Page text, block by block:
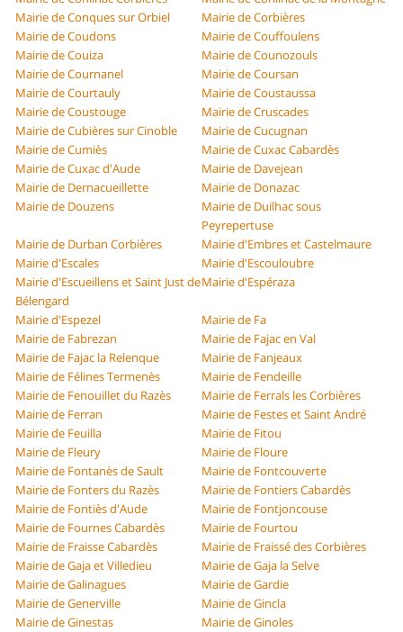
Mairie de Conques sur Orbiel
Mairie de Corbières
Mairie de Coudons
Mairie de Couffoulens
Mairie de Couiza
Mairie de Counozouls
Mairie de Cournanel
Mairie de Coursan
Mairie de Courtauly
Mairie de Coustaussa
Mairie de Coustouge
Mairie de Cruscades
Mairie de Cubières sur Cinoble
Mairie de Cucugnan
Mairie de Cumiès
Mairie de Cuxac Cabardès
Mairie de Cuxac d'Aude
Mairie de Davejean
Mairie de Dernacueillette
Mairie de Donazac
Mairie de Douzens
Mairie de Duilhac sous
Peyrepertuse
Mairie de Durban Corbières
Mairie d'Embres et Castelmaure
Mairie d'Escales
Mairie d'Escouloubre
Mairie d'Escueillens et Saint Just de
Bélengard
Mairie d'Espéraza
Mairie d'Espezel
Mairie de Fa
Mairie de Fabrezan
Mairie de Fajac en Val
Mairie de Fajac la Relenque
Mairie de Fanjeaux
Mairie de Félines Termenès
Mairie de Fendeille
Mairie de Fenouillet du Razès
Mairie de Ferrals les Corbières
Mairie de Ferran
Mairie de Festes et Saint André
Mairie de Feuilla
Mairie de Fitou
Mairie de Fleury
Mairie de Floure
Mairie de Fontanès de Sault
Mairie de Fontcouverte
Mairie de Fonters du Razès
Mairie de Fontiers Cabardès
Mairie de Fontiès d'Aude
Mairie de Fontjoncouse
Mairie de Fournes Cabardès
Mairie de Fourtou
Mairie de Fraisse Cabardès
Mairie de Fraissé des Corbières
Mairie de Gaja et Villedieu
Mairie de Gaja la Selve
Mairie de Galinagues
Mairie de Gardie
Mairie de Generville
Mairie de Gincla
Mairie de Ginestas
Mairie de Ginoles